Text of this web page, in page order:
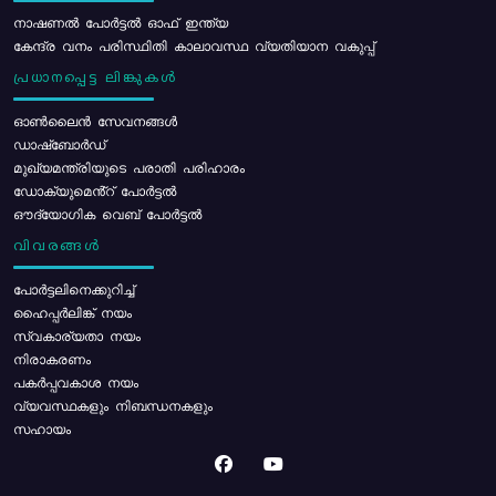
നാഷണൽ പോർട്ടൽ ഓഫ് ഇന്ത്യ
കേന്ദ്ര വനം പരിസ്ഥിതി കാലാവസ്ഥ വ്യതിയാന വകുപ്പ്
പ്രധാനപ്പെട്ട ലിങ്കുകൾ
ഓൺലൈൻ സേവനങ്ങൾ
ഡാഷ്ബോർഡ്
മുഖ്യമന്ത്രിയുടെ പരാതി പരിഹാരം
ഡോക്യുമെൻ്റ് പോർട്ടൽ
ഔദ്യോഗിക വെബ് പോർട്ടൽ
വിവരങ്ങൾ
പോര്‍ട്ടലിനെക്കുറിച്ച്
ഹൈപ്പർലിങ്ക് നയം
സ്വകാര്യതാ നയം
നിരാകരണം
പകർപ്പവകാശ നയം
വ്യവസ്ഥകളും നിബന്ധനകളും
സഹായം